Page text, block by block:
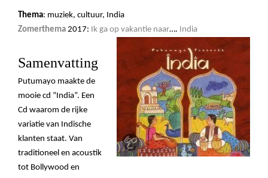
Thema: muziek, cultuur, India
Zomerthema 2017: Ik ga op vakantie naar…. India
Samenvatting
Putumayo maakte de
mooie cd “India”. Een
Cd waarom de rijke
variatie van Indische
klanten staat. Van
traditioneel en acoustik
tot Bollywood en